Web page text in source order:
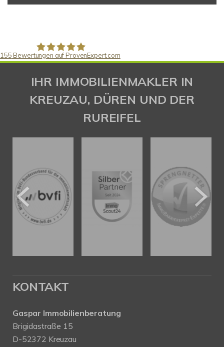
Gaspar Immobilienberatung
155 Bewertungen auf ProvenExpert.com
IHR IMMOBILIENMAKLER IN
KREUZAU, DÜREN UND DER
RUREIFEL
KONTAKT
Gaspar Immobilienberatung
Brigidastraße 15
D-52372 Kreuzau